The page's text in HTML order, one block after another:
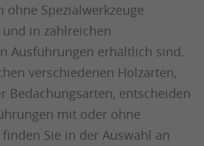
ohne Spezialwerkzeuge
in zahlreichen
Ausführungen erhältlich sind.
verschiedenen Holzarten,
Bedachungsarten, entscheiden
mit oder ohne
Sie in der Auswahl an